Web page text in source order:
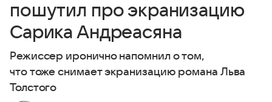
пошутил про экранизацию
Сарика Андреасяна
Режиссер иронично напомнил о том,
что тоже снимает экранизацию романа Льва
Толстого